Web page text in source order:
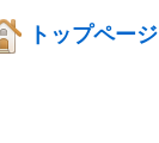
トップページ